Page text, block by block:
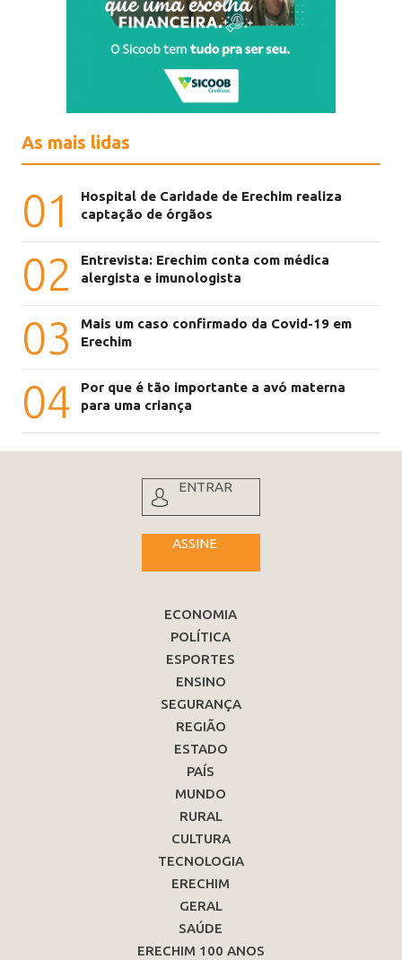
As mais lidas
01
Hospital de Caridade de Erechim realiza
captação de órgãos
02
Entrevista: Erechim conta com médica
alergista e imunologista
03
Mais um caso confirmado da Covid-19 em
Erechim
04
Por que é tão importante a avó materna
para uma criança
ENTRAR
ASSINE
ECONOMIA
POLÍTICA
ESPORTES
ENSINO
SEGURANÇA
REGIÃO
ESTADO
PAÍS
MUNDO
RURAL
CULTURA
TECNOLOGIA
ERECHIM
GERAL
SAÚDE
ERECHIM 100 ANOS